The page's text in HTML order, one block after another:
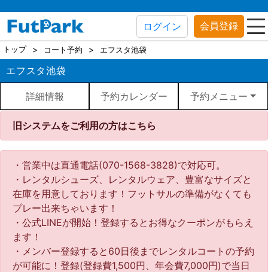
ログイン 会員登録
トップ コート予約 エフスタ池袋
エフスタ池袋
詳細情報 予約カレンダー 予約メニュー
旧システムをご利用の方はこちら
・営業中は直通電話(070-1568-3828)で対応可。
・レンタルシューズ、レンタルウェア、豊富なサイズと
在庫を用意しております！フットサルの準備がなくても
プレー出来ちゃいます！
・公式LINEが開始！登録するとお得なクーポンがもらえ
ます！
・メンバー登録すると60日後までレンタルコートの予約
が可能に！登録(登録費1,500円、年会費7,000円)で当日